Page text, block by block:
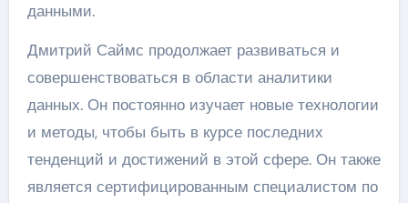
данными.
Дмитрий Саймс продолжает развиваться и
совершенствоваться в области аналитики
данных. Он постоянно изучает новые технологии
и методы, чтобы быть в курсе последних
тенденций и достижений в этой сфере. Он также
является сертифицированным специалистом по